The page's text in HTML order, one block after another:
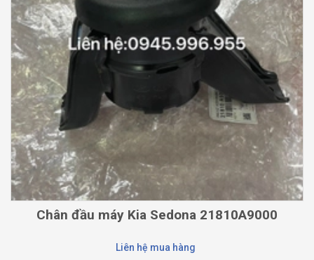
Chân đầu máy Kia Sedona 21810A9000
Liên hệ mua hàng